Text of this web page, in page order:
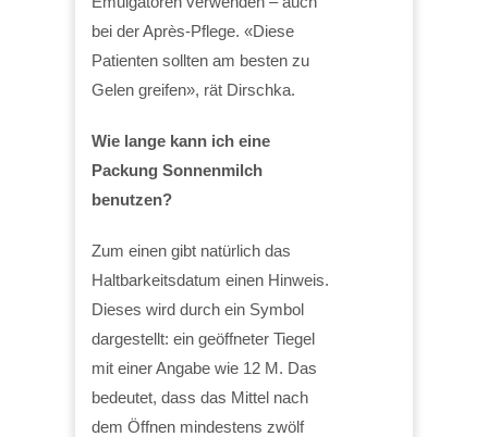
bei der Après-Pflege. «Diese
Patienten sollten am besten zu
Gelen greifen», rät Dirschka.
Wie lange kann ich eine
Packung Sonnenmilch
benutzen?
Zum einen gibt natürlich das
Haltbarkeitsdatum einen Hinweis.
Dieses wird durch ein Symbol
dargestellt: ein geöffneter Tiegel
mit einer Angabe wie 12 M. Das
bedeutet, dass das Mittel nach
dem Öffnen mindestens zwölf